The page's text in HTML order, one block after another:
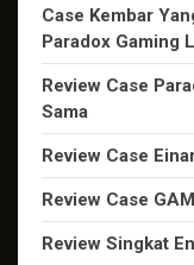
Case Kembar
Paradox Gaming
Review Case
Sama
Review Case
Review Case
Review Singkat